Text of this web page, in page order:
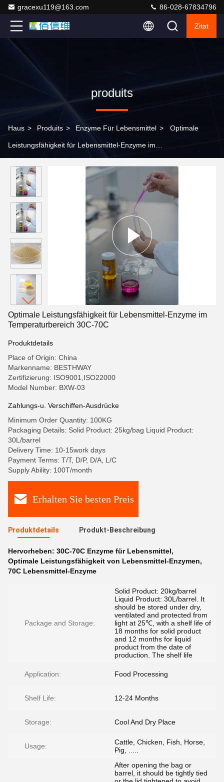
gracexu119@163.com 86-028-67834796
Zitat
produits
Haus > Produits > Enzyme Für Lebensmittel > Optimale
Leistungsfähigkeit für Lebensmittel-Enzyme im
Optimale Leistungsfähigkeit für Lebensmittel-Enzyme im
Temperaturbereich 30C-70C
Produktdetails
Place of Origin: China
Markenname: BESTHWAY
Zertifizierung: ISO9001,ISO22000
Model Number: BXW-03
Zahlungs-u. Verschiffen-Ausdrücke
Minimum Order Quantity: 100KG
Packaging Details: Solid Product: 25kg/bag Liquid Product:
30L/barrel
Delivery Time: 10-15work days
Payment Terms: T/T, D/P, D/A, L/C
Supply Ability: 100T/month
Erhalten Sie besten Preis
Produktdetails Produkt-Beschreibung
Hervorheben: 30C-70C Enzyme für Lebensmittel,
Optimale Leistungsfähigkeit von Lebensmittel-Enzymen,
70C Lebensmittel-Enzyme
Package and Storage:
Solid Product: 20kg/barrel
Liquid Product: 30L/barrel. It
should be stored under dry,
ventilated and protected from
light at 25℃, with a shelf life of
18 months for solid product
and 12 months for liquid
product from the date of
production. The shelf life
Application: Food Processing
Shelf Life: 12-24 Months
Storage: Cool And Dry Place
Usage:
Cattle, Chicken, Fish, Horse,
Pig, .....
After opening the bag or
barrel, it should be tightly tied